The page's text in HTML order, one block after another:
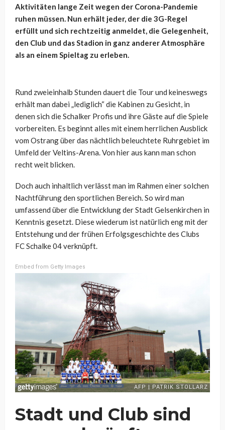
Aktivitäten lange Zeit wegen der Corona-Pandemie
ruhen müssen. Nun erhält jeder, der die 3G-Regel
erfüllt und sich rechtzeitig anmeldet, die Gelegenheit,
den Club und das Stadion in ganz anderer Atmosphäre
als an einem Spieltag zu erleben.
Rund zweieinhalb Stunden dauert die Tour und keineswegs
erhält man dabei „lediglich“ die Kabinen zu Gesicht, in
denen sich die Schalker Profis und ihre Gäste auf die Spiele
vorbereiten. Es beginnt alles mit einem herrlichen Ausblick
vom Ostrang über das nächtlich beleuchtete Ruhrgebiet im
Umfeld der Veltins-Arena. Von hier aus kann man schon
recht weit blicken.
Doch auch inhaltlich verlässt man im Rahmen einer solchen
Nachtführung den sportlichen Bereich. So wird man
umfassend über die Entwicklung der Stadt Gelsenkirchen in
Kenntnis gesetzt. Diese wiederum ist natürlich eng mit der
Entstehung und der frühen Erfolgsgeschichte des Clubs
FC Schalke 04 verknüpft.
Embed from Getty Images
Stadt und Club sind